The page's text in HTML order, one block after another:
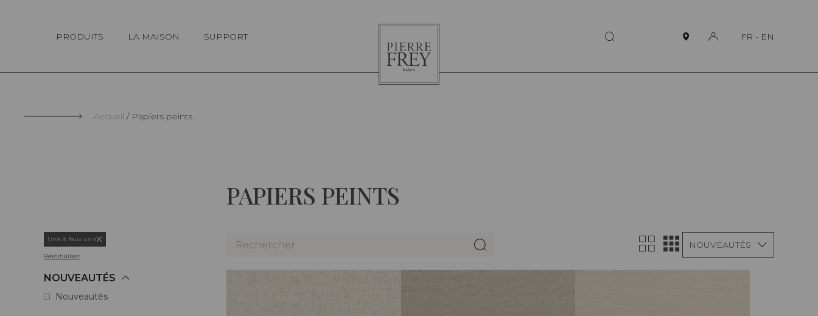
PRODUITS LA MAISON SUPPORT
Pierre
Frey
FR - EN
Accueil Papiers peints
PAPIERS PEINTS
Unis & faux unis
Réinitialiser
NOUVEAUTÉS
Nouveautés
NOUVEAUTÉS